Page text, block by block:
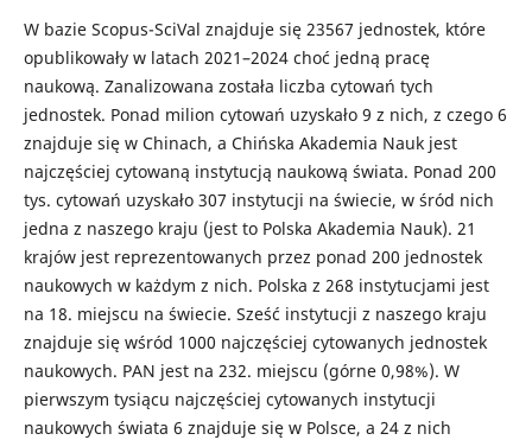
W bazie Scopus-SciVal znajduje się 23567 jednostek, które
opublikowały w latach 2021–2024 choć jedną pracę
naukową. Zanalizowana została liczba cytowań tych
jednostek. Ponad milion cytowań uzyskało 9 z nich, z czego 6
znajduje się w Chinach, a Chińska Akademia Nauk jest
najczęściej cytowaną instytucją naukową świata. Ponad 200
tys. cytowań uzyskało 307 instytucji na świecie, w śród nich
jedna z naszego kraju (jest to Polska Akademia Nauk). 21
krajów jest reprezentowanych przez ponad 200 jednostek
naukowych w każdym z nich. Polska z 268 instytucjami jest
na 18. miejscu na świecie. Sześć instytucji z naszego kraju
znajduje się wśród 1000 najczęściej cytowanych jednostek
naukowych. PAN jest na 232. miejscu (górne 0,98%). W
pierwszym tysiącu najczęściej cytowanych instytucji
naukowych świata 6 znajduje się w Polsce, a 24 z nich